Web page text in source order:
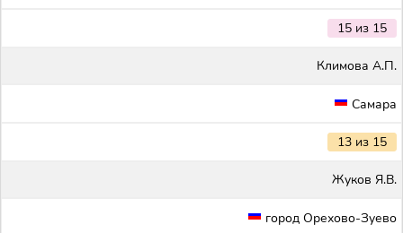
15 из 15
Климова А.П.
Самара
13 из 15
Жуков Я.В.
город Орехово-Зуево